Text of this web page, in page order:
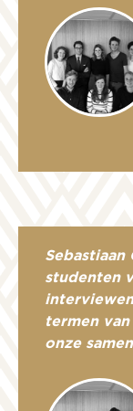
Sebastiaan
studenten
termen
onze